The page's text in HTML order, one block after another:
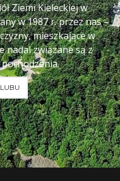
Ziemi Kieleckiej w
w 1987 r. przez nas –
mieszkające w
nadal związane są z